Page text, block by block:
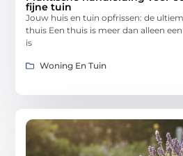
fijne tuin
Jouw huis en tuin opfrissen: de
thuis Een thuis is meer dan alleen
is
Woning En Tuin